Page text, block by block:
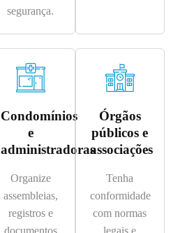
segurança.
Condomínios
e
administradoras
Organize
assembleias,
registros e
documentos
Órgãos
públicos e
associações
Tenha
conformidade
com normas
legais e